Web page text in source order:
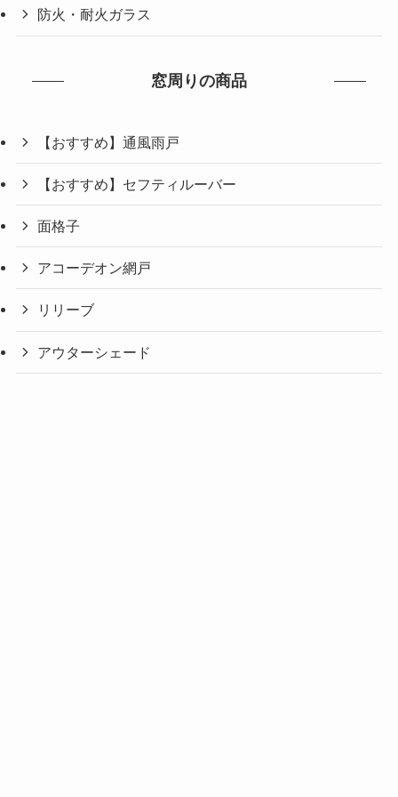
防火・耐火ガラス
窓周りの商品
【おすすめ】通風雨戸
【おすすめ】セフティルーバー
面格子
アコーデオン網戸
リリーブ
アウターシェード